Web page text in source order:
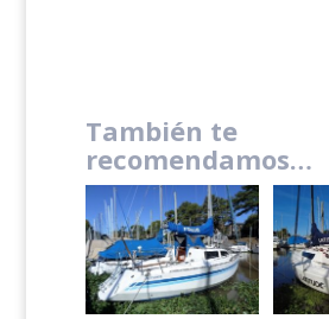
También te
recomendamos…